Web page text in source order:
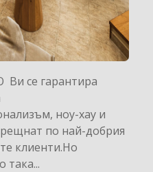
Ви се гарантира
ноу-хау и
по най-добрия
клиенти.Но
така...